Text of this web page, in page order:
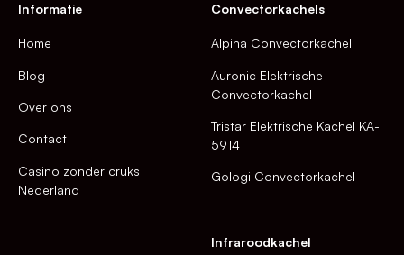
Informatie
Home
Blog
Over ons
Contact
Casino zonder cruks
Nederland
Convectorkachels
Alpina Convectorkachel
Auronic Elektrische
Convectorkachel
Tristar Elektrische Kachel KA-
5914
Gologi Convectorkachel
Infraroodkachel